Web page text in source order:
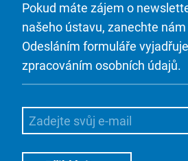
Pokud máte zájem o
našeho ústavu, zanechte
Odesláním formuláře
zpracováním osobních údajů.